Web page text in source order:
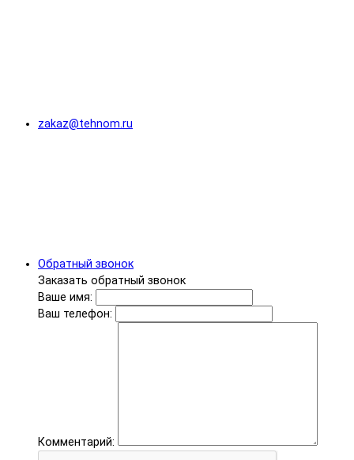
zakaz@tehnom.ru
Обратный звонок
Заказать обратный звонок
Ваше имя:
Ваш телефон:
Комментарий: